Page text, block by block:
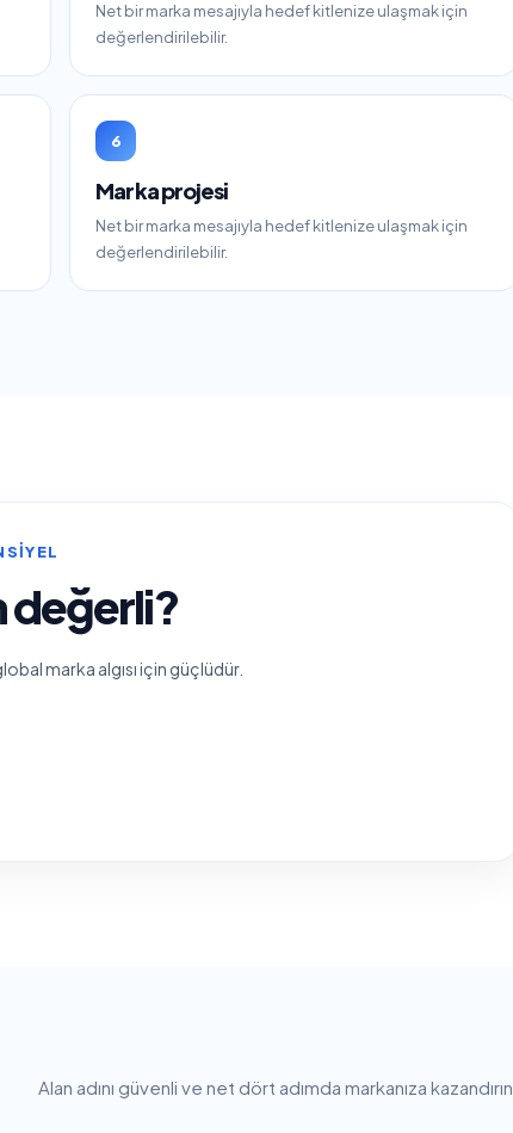
Net bir marka mesajıyla hedef kitlenize ulaşmak için
değerlendirilebilir.
6
Marka projesi
Net bir marka mesajıyla hedef kitlenize ulaşmak için
değerlendirilebilir.
değerli?
marka algısı için güçlüdür.
Alan adını güvenli ve net dört adımda markanıza kazandırın.